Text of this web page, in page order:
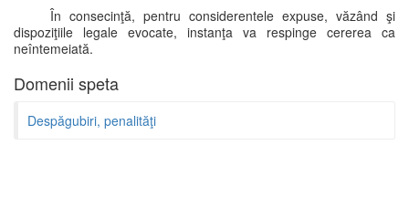
În consecinţă, pentru considerentele expuse, văzând şi
dispoziţiile legale evocate, instanţa va respinge cererea ca
neîntemeiată.
Domenii speta
Despăgubiri, penalităţi